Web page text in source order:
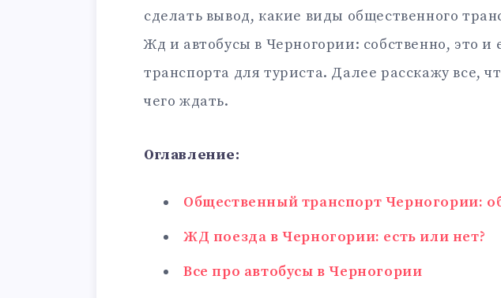
сделать вывод, какие виды общественного
Жд и автобусы в Черногории: собственно, это и
транспорта для туриста. Далее расскажу все,
чего ждать.
Оглавление:
Общественный транспорт Черногории:
ЖД поезда в Черногории: есть или нет?
Все про автобусы в Черногории